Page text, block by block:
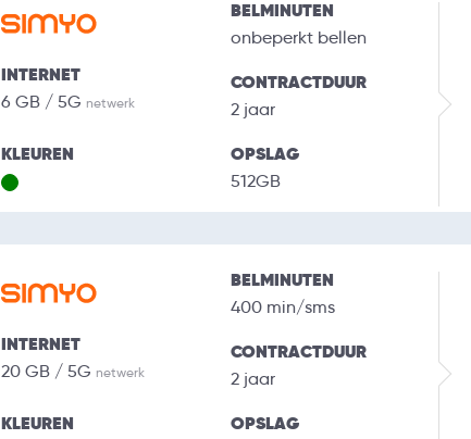
INTERNET
6 GB / 5G netwerk
BELMINUTEN
onbeperkt bellen
CONTRACTDUUR
2 jaar
KLEUREN OPSLAG
512GB
INTERNET
20 GB / 5G netwerk
BELMINUTEN
400 min/sms
CONTRACTDUUR
2 jaar
KLEUREN OPSLAG